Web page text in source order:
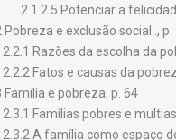
2.1.2.5 Potenciar a
Pobreza e exclusão social ., p.
2.2.1 Razões da escolha da
2.2.2 Fatos e causas da
Família e pobreza, p. 64
2.3.1 Famílias pobres e
2.3.2 A família como espaço